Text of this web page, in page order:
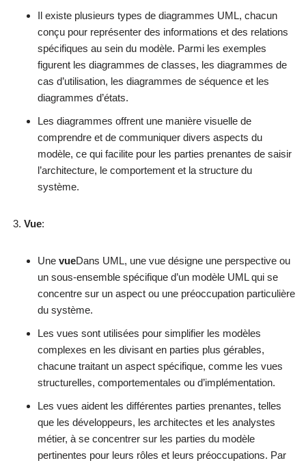
Il existe plusieurs types de diagrammes UML, chacun
conçu pour représenter des informations et des relations
spécifiques au sein du modèle. Parmi les exemples
figurent les diagrammes de classes, les diagrammes de
cas d’utilisation, les diagrammes de séquence et les
diagrammes d’états.
Les diagrammes offrent une manière visuelle de
comprendre et de communiquer divers aspects du
modèle, ce qui facilite pour les parties prenantes de saisir
l’architecture, le comportement et la structure du
système.
Vue:
Une vueDans UML, une vue désigne une perspective ou
un sous-ensemble spécifique d’un modèle UML qui se
concentre sur un aspect ou une préoccupation particulière
du système.
Les vues sont utilisées pour simplifier les modèles
complexes en les divisant en parties plus gérables,
chacune traitant un aspect spécifique, comme les vues
structurelles, comportementales ou d’implémentation.
Les vues aident les différentes parties prenantes, telles
que les développeurs, les architectes et les analystes
métier, à se concentrer sur les parties du modèle
pertinentes pour leurs rôles et leurs préoccupations. Par